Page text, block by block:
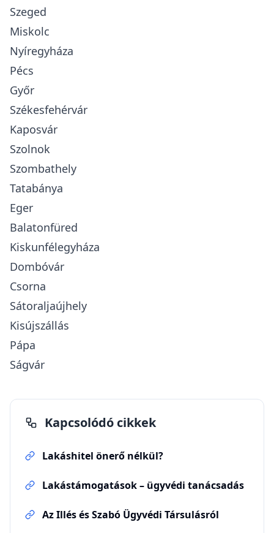
Szeged
Miskolc
Nyíregyháza
Pécs
Győr
Székesfehérvár
Kaposvár
Szolnok
Szombathely
Tatabánya
Eger
Balatonfüred
Kiskunfélegyháza
Dombóvár
Csorna
Sátoraljaújhely
Kisújszállás
Pápa
Ságvár
Kapcsolódó cikkek
Lakáshitel önerő nélkül?
Lakástámogatások – ügyvédi tanácsadás
Az Illés és Szabó Ügyvédi Társulásról